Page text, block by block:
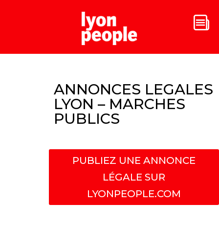
ANNONCES LEGALES
LYON – MARCHES
PUBLICS
PUBLIEZ UNE ANNONCE
LÉGALE SUR
LYONPEOPLE.COM